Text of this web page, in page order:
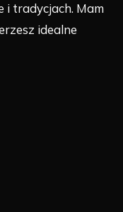
i tradycjach. Mam
idealne